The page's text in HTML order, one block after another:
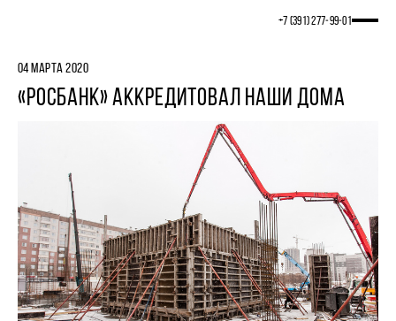
+7 (391) 277‒99‒01
04 МАРТА 2020
«РОСБАНК» АККРЕДИТОВАЛ НАШИ ДОМА